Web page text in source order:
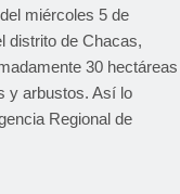
miércoles 5 de
distrito de Chacas,
30 hectáreas
y arbustos. Así lo
Regional de